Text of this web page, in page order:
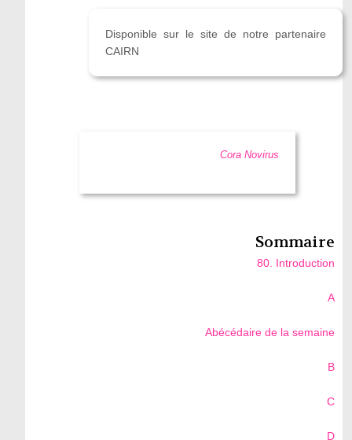
Disponible sur le site de notre partenaire
CAIRN
Cora Novirus
Sommaire
80. Introduction
A
Abécédaire de la semaine
B
C
D